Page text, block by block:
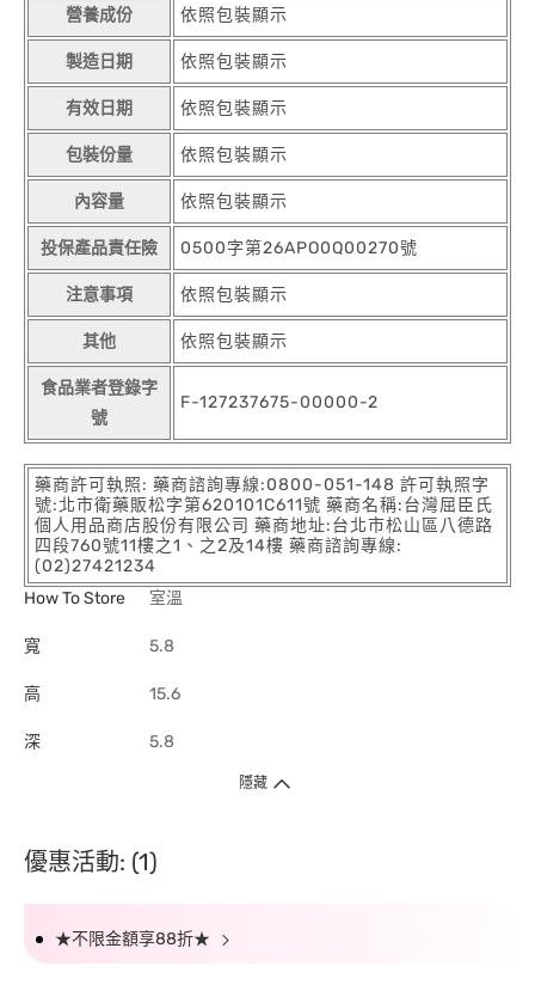
營養成份 依照包裝顯示
製造日期 依照包裝顯示
有效日期 依照包裝顯示
包裝份量 依照包裝顯示
內容量 依照包裝顯示
投保產品責任險 0500字第26APO0Q00270號
注意事項 依照包裝顯示
其他 依照包裝顯示
食品業者登錄字
號
F-127237675-00000-2
藥商許可執照: 藥商諮詢專線:0800-051-148 許可執照字
號:北市衛藥販松字第620101C611號 藥商名稱:台灣屈臣氏
個人用品商店股份有限公司 藥商地址:台北市松山區八德路
四段760號11樓之1、之2及14樓 藥商諮詢專線:
(02)27421234
How To Store
室溫
寬 5.8
高 15.6
深 5.8
隱藏
優惠活動: (1)
★不限金額享88折★